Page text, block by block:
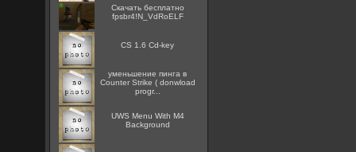
Скачать бесплатно
fpsbr4!N_VdRoELF
CS 1.6 Cd-key
уменьшение пинга в
Counter Strike ( donwload
progr...
UWS Menu With M4
Background